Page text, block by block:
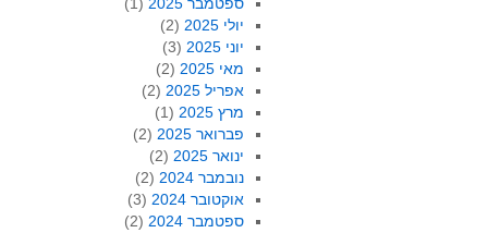
יולי 2025
(2)
יוני 2025
(3)
מאי 2025
(2)
אפריל 2025
(2)
מרץ 2025
(1)
פברואר 2025
(2)
ינואר 2025
(2)
נובמבר 2024
(2)
אוקטובר 2024
(3)
ספטמבר 2024
(2)